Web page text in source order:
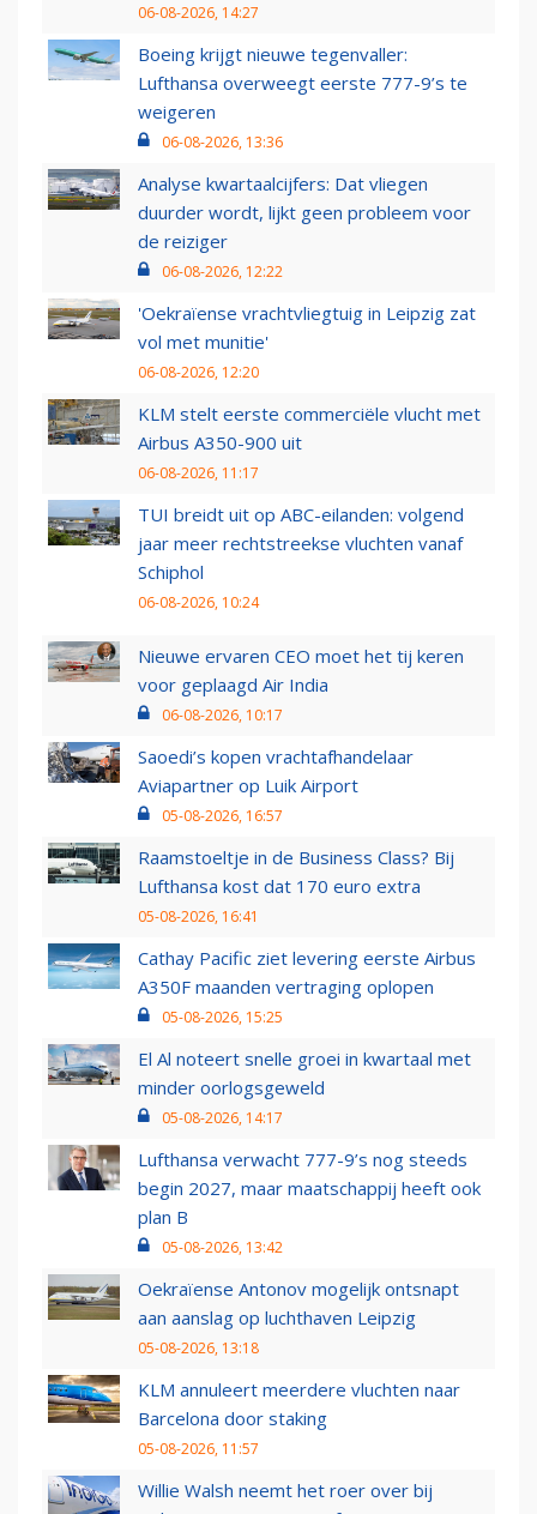
06-08-2026, 14:27
Boeing krijgt nieuwe tegenvaller:
Lufthansa overweegt eerste 777-9’s te
weigeren
06-08-2026, 13:36
Analyse kwartaalcijfers: Dat vliegen
duurder wordt, lijkt geen probleem voor
de reiziger
06-08-2026, 12:22
'Oekraïense vrachtvliegtuig in Leipzig zat
vol met munitie'
06-08-2026, 12:20
KLM stelt eerste commerciële vlucht met
Airbus A350-900 uit
06-08-2026, 11:17
TUI breidt uit op ABC-eilanden: volgend
jaar meer rechtstreekse vluchten vanaf
Schiphol
06-08-2026, 10:24
Nieuwe ervaren CEO moet het tij keren
voor geplaagd Air India
06-08-2026, 10:17
Saoedi’s kopen vrachtafhandelaar
Aviapartner op Luik Airport
05-08-2026, 16:57
Raamstoeltje in de Business Class? Bij
Lufthansa kost dat 170 euro extra
05-08-2026, 16:41
Cathay Pacific ziet levering eerste Airbus
A350F maanden vertraging oplopen
05-08-2026, 15:25
El Al noteert snelle groei in kwartaal met
minder oorlogsgeweld
05-08-2026, 14:17
Lufthansa verwacht 777-9’s nog steeds
begin 2027, maar maatschappij heeft ook
plan B
05-08-2026, 13:42
Oekraïense Antonov mogelijk ontsnapt
aan aanslag op luchthaven Leipzig
05-08-2026, 13:18
KLM annuleert meerdere vluchten naar
Barcelona door staking
05-08-2026, 11:57
Willie Walsh neemt het roer over bij